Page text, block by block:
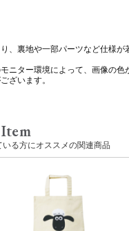
、裏地や一部パーツなど仕様が
ニター環境によって、画像の色
ざいます。
いる方にオススメの関連商品